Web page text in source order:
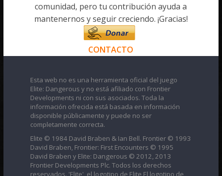
comunidad, pero tu contribución ayuda a
mantenernos y seguir creciendo. ¡Gracias!
CONTACTO
Esta web no es una herramienta oficial del juego
Elite: Dangerous y no está afiliado con Frontier
Developments ni con sus asociados. Toda la
información ofrecida está basada en información
disponible públicamente y puede no ser
completamente correcta.
Elite © 1984 David Braben & Ian Bell. Frontier © 1993
David Braben, Frontier: First Encounters © 1995
David Braben y Elite: Dangerous © 2012, 2013
Frontier Developments Plc. Todos los derechos
reservados. 'Elite', el logotipo de Elite El logotipo de